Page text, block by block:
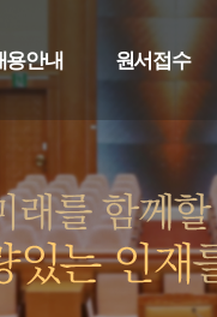
용안내 원서접수